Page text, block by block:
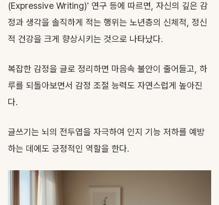
(Expressive Writing)' 연구 등에 따르면, 자신의 깊은 감
정과 생각을 솔직하게 적는 행위는 노년층의 신체적, 정신
적 건강을 크게 향상시키는 것으로 나타났다.
복잡한 감정을 글로 정리하면 마음속 불안이 줄어들고, 하
루를 되돌아보면서 감정 조절 능력도 자연스럽게 높아진
다.
글쓰기는 뇌의 전두엽을 자극하여 인지 기능 저하를 예방
하는 데에도 긍정적인 역할을 한다.